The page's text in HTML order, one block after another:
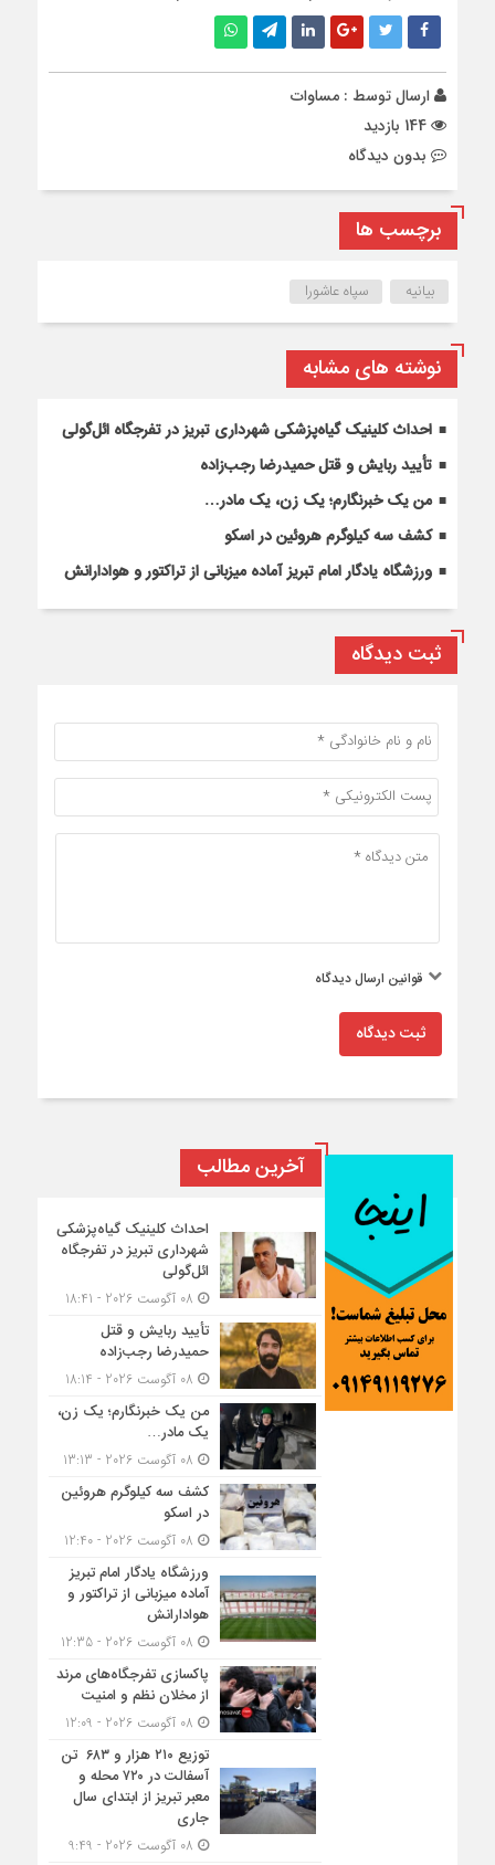
ارسال توسط : مساوات
بدون دیدگاه
برچسب ها
بیانیه سپاه عاشورا
نوشته های مشابه
احداث کلینیک گیاه‌پزشکی شهرداری تبریز در تفرجگاه ائل‌گولی
تأیید ربایش و قتل حمیدرضا رجب‌زاده
من یک خبرنگارم؛ یک زن، یک مادر…
کشف سه کیلوگرم هروئین در اسکو
ورزشگاه یادگار امام تبریز آماده میزبانی از تراکتور و هوادارانش
ثبت دیدگاه
قوانین ارسال دیدگاه
ثبت دیدگاه
آخرین مطالب
احداث کلینیک گیاه‌پزشکی
شهرداری تبریز در تفرجگاه
ائل‌گولی
تأیید ربایش و قتل
حمیدرضا رجب‌زاده
من یک خبرنگارم؛ یک زن،
یک مادر…
کشف سه کیلوگرم هروئین
در اسکو
ورزشگاه یادگار امام تبریز
آماده میزبانی از تراکتور و
هوادارانش
پاکسازی تفرجگاه‌های مرند
از مخلان نظم و امنیت
توزیع ۲۱۰ هزار و ۶۸۳ تن
آسفالت در ۷۲۰ محله و
معبر تبریز از ابتدای سال
جاری